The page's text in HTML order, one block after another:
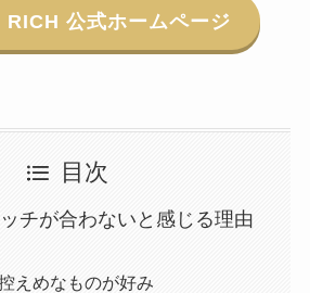
公式ホームページ
目次
チが合わないと感じる理由
えめなものが好み